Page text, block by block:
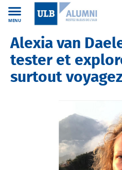
MENU
Alumni de l'ULB FR Alumni
Faculté de Lettres, Traduction et
Alexia van
tester et
surtout